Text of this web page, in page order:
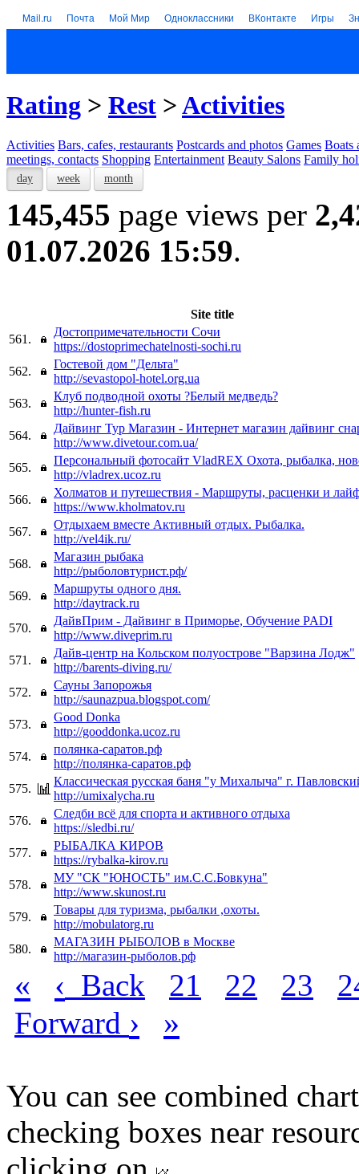
Mail.ru Почта Мой Мир Одноклассники ВКонтакте Игры
Rating > Rest >Activities
Activities Bars, cafes, restaurants Postcards and photos Games Boats
meetings, contacts Shopping Entertainment Beauty Salons Family
day week month
145,455 page views per
01.07.2026 15:59.
Site title
561.
Достопримечательности Сочи
https://dostoprimechatelnosti-sochi.ru
562.
Гостевой дом "Дельта"
http://sevastopol-hotel.org.ua
563.
Клуб подводной охоты ?Белый медведь?
http://hunter-fish.ru
564.
Дайвинг Тур Магазин - Интернет магазин дайвинг
http://www.divetour.com.ua/
565.
Персональный фотосайт VladREX Охота, рыбалка,
http://vladrex.ucoz.ru
566.
Холматов и путешествия - Маршруты, расценки и
https://www.kholmatov.ru
567.
Отдыхаем вместе Активный отдых. Рыбалка.
http://vel4ik.ru/
568.
Магазин рыбака
http://рыболовтурист.рф/
569.
Маршруты одного дня.
http://daytrack.ru
570.
ДайвПрим - Дайвинг в Приморье, Обучение PADI
http://www.diveprim.ru
571.
Дайв-центр на Кольском полуострове "Варзина Лодж"
http://barents-diving.ru/
572.
Сауны Запорожья
http://saunazpua.blogspot.com/
573.
Good Donka
http://gooddonka.ucoz.ru
574.
полянка-саратов.рф
http://полянка-саратов.рф
575.
Классическая русская баня "у Михалыча" г.
http://umixalycha.ru
576.
Следби всё для спорта и активного отдыха
https://sledbi.ru/
577.
РЫБАЛКА КИРОВ
https://rybalka-kirov.ru
578.
МУ "СК "ЮНОСТЬ" им.С.С.Бовкуна"
http://www.skunost.ru
579.
Товары для туризма, рыбалки ,охоты.
http://mobulatorg.ru
580.
МАГАЗИН РЫБОЛОВ в Москве
http://магазин-рыболов.рф
« ‹ Back 21 22 23
Forward › »
You can see combined
checking boxes near